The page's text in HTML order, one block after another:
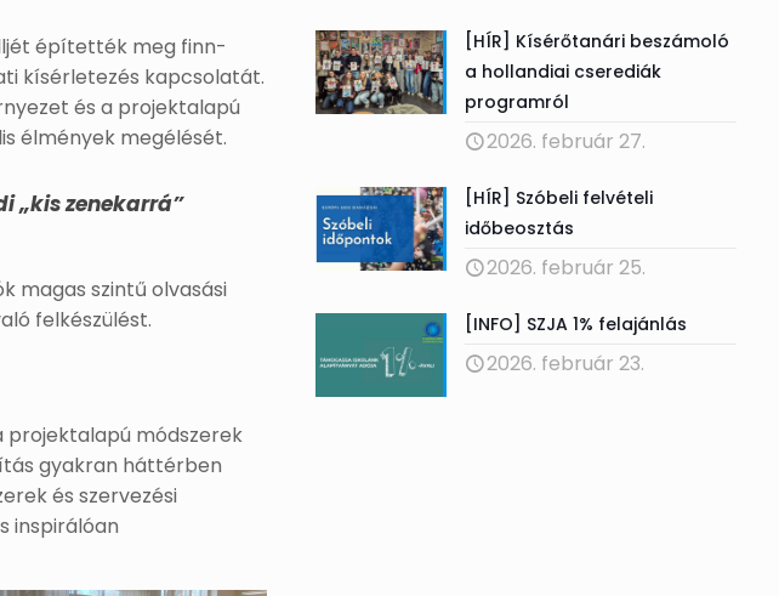
építették meg finn-
kísérletezés kapcsolatát.
és a projektalapú
élmények megélését.
„kis zenekarrá”
magas szintű olvasási
felkészülést.
módszerek
gyakran háttérben
és szervezési
inspirálóan
[HÍR] Kísérőtanári beszámoló
a hollandiai cserediák
programról
2026. február 27.
[HÍR] Szóbeli felvételi
időbeosztás
2026. február 25.
[INFO] SZJA 1% felajánlás
2026. február 23.